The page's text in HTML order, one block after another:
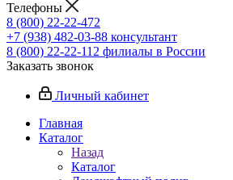
Телефоны
8 (800) 22-22-472
+7 (938) 482-03-88 консультант
8 (800) 22-22-112 филиалы в России
Заказать звонок
Личный кабинет
Главная
Каталог
Назад
Каталог